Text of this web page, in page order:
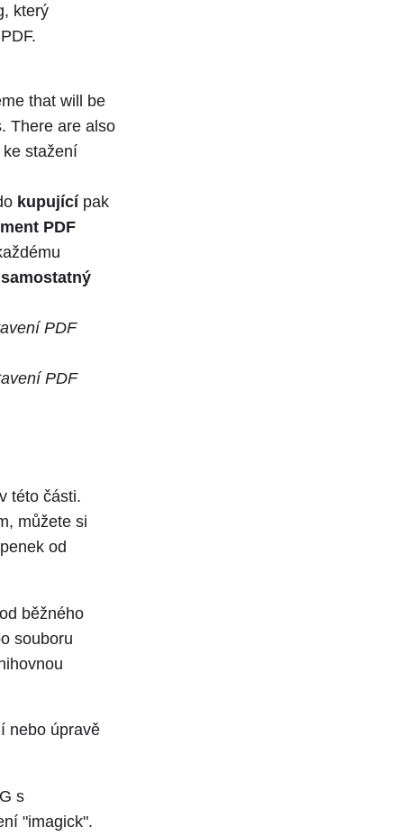
který
that will be
There are also
stažení
kupující pak
PDF
samostatný
PDF
PDF
této části.
můžete si
od
běžného
souboru
nebo úpravě
s
"imagick".